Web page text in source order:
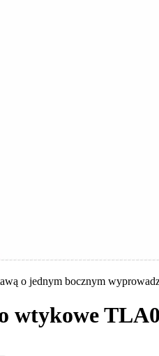
o jednym bocznym
wtykowe
Statystyczne pliki cookie pomagają
Marketingowe pliki cookie
istotne i interesujące dla